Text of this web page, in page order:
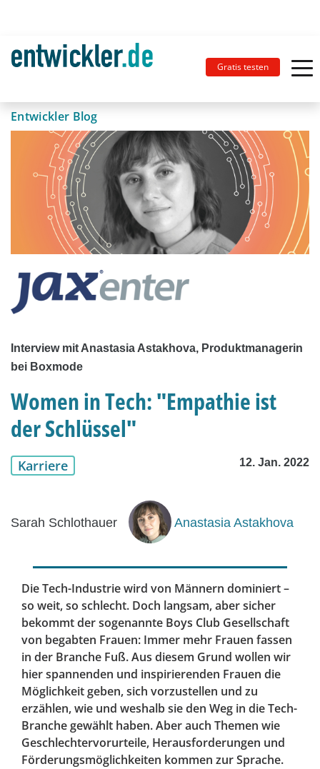
Gratis testen
Entwickler Blog
Interview mit Anastasia Astakhova, Produktmanagerin
bei Boxmode
Women in Tech: "Empathie ist
der Schlüssel"
Karriere 12. Jan. 2022
Sarah Schlothauer Anastasia Astakhova
Die Tech-Industrie wird von Männern dominiert –
so weit, so schlecht. Doch langsam, aber sicher
bekommt der sogenannte Boys Club Gesellschaft
von begabten Frauen: Immer mehr Frauen fassen
in der Branche Fuß. Aus diesem Grund wollen wir
hier spannenden und inspirierenden Frauen die
Möglichkeit geben, sich vorzustellen und zu
erzählen, wie und weshalb sie den Weg in die Tech-
Branche gewählt haben. Aber auch Themen wie
Geschlechtervorurteile, Herausforderungen und
Förderungsmöglichkeiten kommen zur Sprache.